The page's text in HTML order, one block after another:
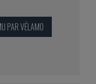
PAR VĒLAMO